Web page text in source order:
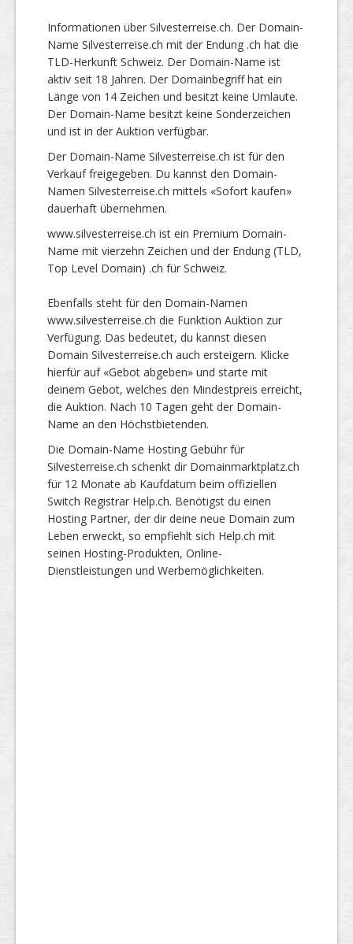
Informationen über Silvesterreise.ch. Der Domain-
Name Silvesterreise.ch mit der Endung .ch hat die
TLD-Herkunft Schweiz. Der Domain-Name ist
aktiv seit 18 Jahren. Der Domainbegriff hat ein
Länge von 14 Zeichen und besitzt keine Umlaute.
Der Domain-Name besitzt keine Sonderzeichen
und ist in der Auktion verfügbar.
Der Domain-Name Silvesterreise.ch ist für den
Verkauf freigegeben. Du kannst den Domain-
Namen Silvesterreise.ch mittels «Sofort kaufen»
dauerhaft übernehmen.
www.silvesterreise.ch ist ein Premium Domain-
Name mit vierzehn Zeichen und der Endung (TLD,
Top Level Domain) .ch für Schweiz.
Ebenfalls steht für den Domain-Namen
www.silvesterreise.ch die Funktion Auktion zur
Verfügung. Das bedeutet, du kannst diesen
Domain Silvesterreise.ch auch ersteigern. Klicke
hierfür auf «Gebot abgeben» und starte mit
deinem Gebot, welches den Mindestpreis erreicht,
die Auktion. Nach 10 Tagen geht der Domain-
Name an den Höchstbietenden.
Die Domain-Name Hosting Gebühr für
Silvesterreise.ch schenkt dir Domainmarktplatz.ch
für 12 Monate ab Kaufdatum beim offiziellen
Switch Registrar Help.ch. Benötigst du einen
Hosting Partner, der dir deine neue Domain zum
Leben erweckt, so empfiehlt sich Help.ch mit
seinen Hosting-Produkten, Online-
Dienstleistungen und Werbemöglichkeiten.